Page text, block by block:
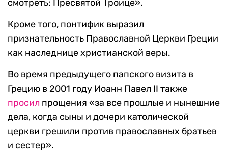
смотреть: Пресвятой Троице».
Кроме того, понтифик выразил
признательность Православной Церкви Греции
как наследнице христианской веры.
Во время предыдущего папского визита в
Грецию в 2001 году Иоанн Павел II также
просил прощения «за все прошлые и нынешние
дела, когда сыны и дочери католической
церкви грешили против православных братьев
и сестер».